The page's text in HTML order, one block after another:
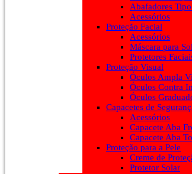
Abafadores
Acessórios
Proteção Facial
Acessórios
Máscara para
Protetores
Proteção Visual
Óculos Ampla
Óculos Contra
Óculos
Capacetes de
Acessórios
Capacete Aba
Capacete Aba
Proteção para a Pele
Creme de
Protetor Solar